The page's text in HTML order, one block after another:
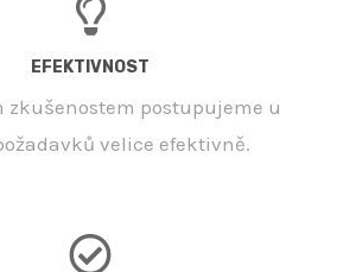
EFEKTIVNOST
zkušenostem postupujeme u
velice efektivně.